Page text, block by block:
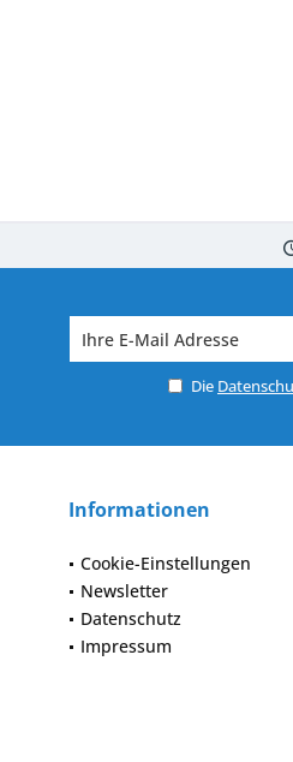
Die
Informationen
Cookie-Einstellungen
Newsletter
Datenschutz
Impressum